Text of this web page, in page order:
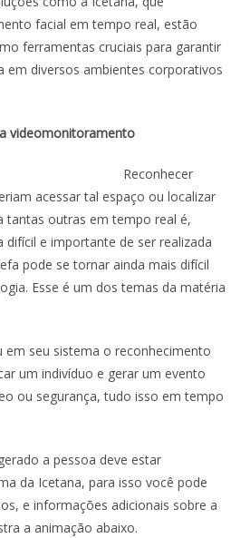
facial em tempo real, estão
ferramentas cruciais para garantir
em diversos ambientes corporativos
videomonitoramento
Reconhecer
acessar tal espaço ou localizar
tantas outras em tempo real é,
difícil e importante de ser realizada
pode se tornar ainda mais difícil
Esse é um dos temas da matéria
em seu sistema o reconhecimento
um indivíduo e gerar um evento
ou segurança, tudo isso em tempo
a pessoa deve estar
da Icetana, para isso você pode
e informações adicionais sobre a
a animação abaixo.